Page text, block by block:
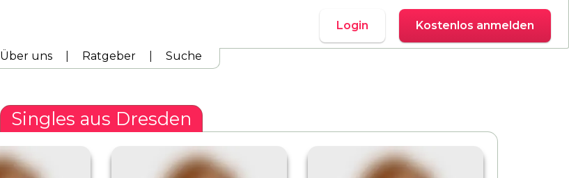
Login Kostenlos anmelden
Über uns Ratgeber Suche
Singles aus Dresden